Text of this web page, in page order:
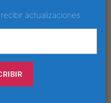
examen serio (Copa
que nos
actualizaciones